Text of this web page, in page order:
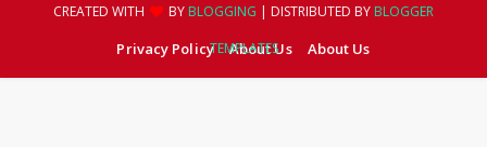
CREATED WITH BY BLOGGING | DISTRIBUTED BY BLOGGER
TEMPLATES
Privacy Policy About Us About Us